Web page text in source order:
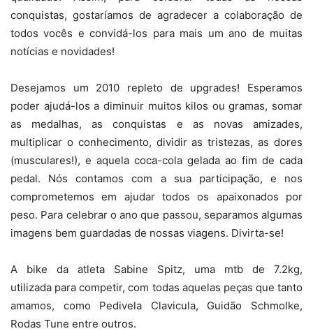
conquistas, gostaríamos de agradecer a colaboração de
todos vocês e convidá-los para mais um ano de muitas
notícias e novidades!
Desejamos um 2010 repleto de upgrades! Esperamos
poder ajudá-los a diminuir muitos kilos ou gramas, somar
as medalhas, as conquistas e as novas amizades,
multiplicar o conhecimento, dividir as tristezas, as dores
(musculares!), e aquela coca-cola gelada ao fim de cada
pedal. Nós contamos com a sua participação, e nos
comprometemos em ajudar todos os apaixonados por
peso. Para celebrar o ano que passou, separamos algumas
imagens bem guardadas de nossas viagens. Divirta-se!
A bike da atleta Sabine Spitz, uma mtb de 7.2kg,
utilizada para competir, com todas aquelas peças que tanto
amamos, como Pedivela Clavicula, Guidão Schmolke,
Rodas Tune entre outros.